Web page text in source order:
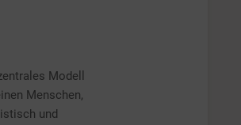
Modell
Menschen,
und